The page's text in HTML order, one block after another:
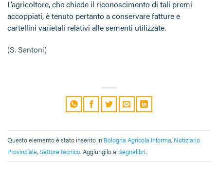
L’agricoltore, che chiede il riconoscimento di tali premi
accoppiati, è tenuto pertanto a conservare fatture e
cartellini varietali relativi alle sementi utilizzate.
(S. Santoni)
Questo elemento è stato inserito in Bologna Agricola Informa, Notiziario
Provinciale,Settore tecnico. Aggiungilo ai segnalibri.